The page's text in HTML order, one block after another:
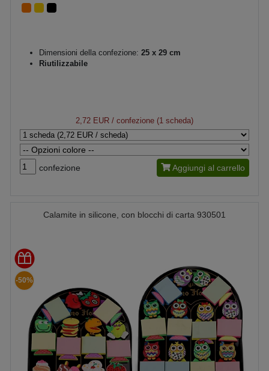
Dimensioni della confezione: 25 x 29 cm
Riutilizzabile
2,72 EUR / confezione (1 scheda)
confezione Aggiungi al carrello
Calamite in silicone, con blocchi di carta 930501
-50%